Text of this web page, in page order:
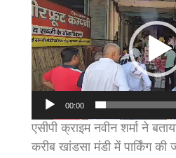
Player
00:00
एसीपी क्राइम नवीन शर्मा ने
करीब खांडसा मंडी में पार्किंग